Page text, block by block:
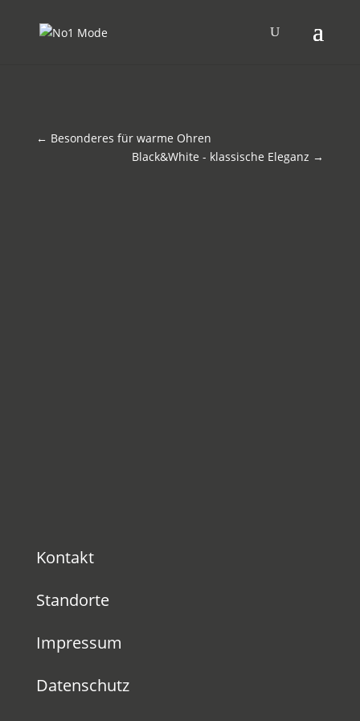
← Besonderes für warme Ohren
Black&White - klassische Eleganz →
Kontakt
Standorte
Impressum
Datenschutz